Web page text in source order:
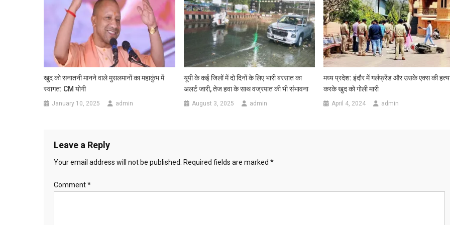
खुद को सनातनी मानने वाले मुसलमानों का महाकुंभ में
स्वागत: CM योगी
January 10, 2025 admin
यूपी के कई जिलों में दो दिनों के लिए भारी बरसात का
अलर्ट जारी, तेज हवा के साथ वज्रपात की भी संभावना
August 3, 2025 admin
मध्य प्रदेश: इंदौर में गर्लफ्रेंड और उसके एक्स की
करके खुद को गोली मारी
April 4, 2024 admin
Leave a Reply
Your email address will not be published. Required fields are marked *
Comment*